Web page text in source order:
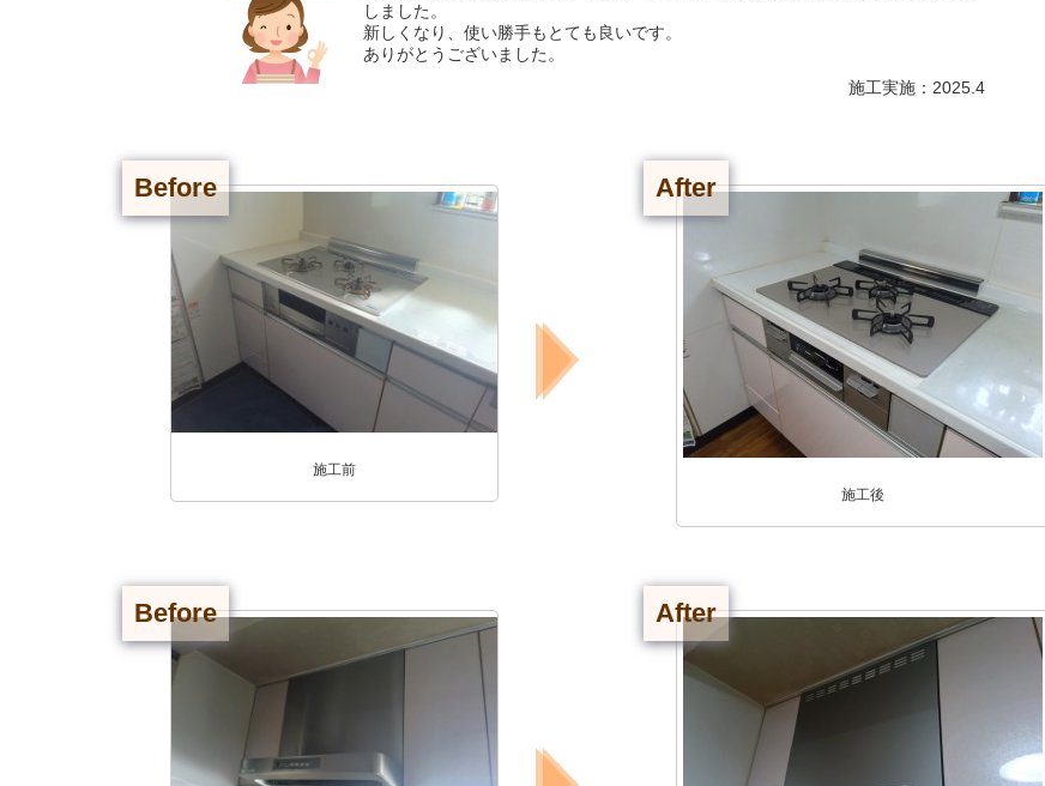
しました。
新しくなり、使い勝手もとても良いです。
ありがとうございました。
施工実施：2025.4
Before
施工前
After
施工後
Before After